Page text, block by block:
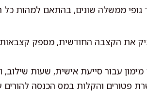
גופי ממשלה שונים, בהתאם למהות
את הקצבה החודשית, מספק קצבאות
עבור סייעת אישית, שעות
פטורים והקלות במס הכנסה להורים